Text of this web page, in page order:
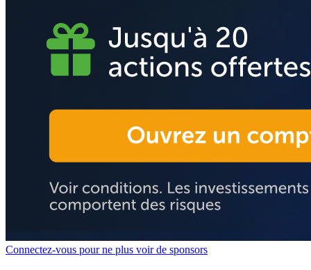
Connectez-vous pour ne plus voir de sponsors